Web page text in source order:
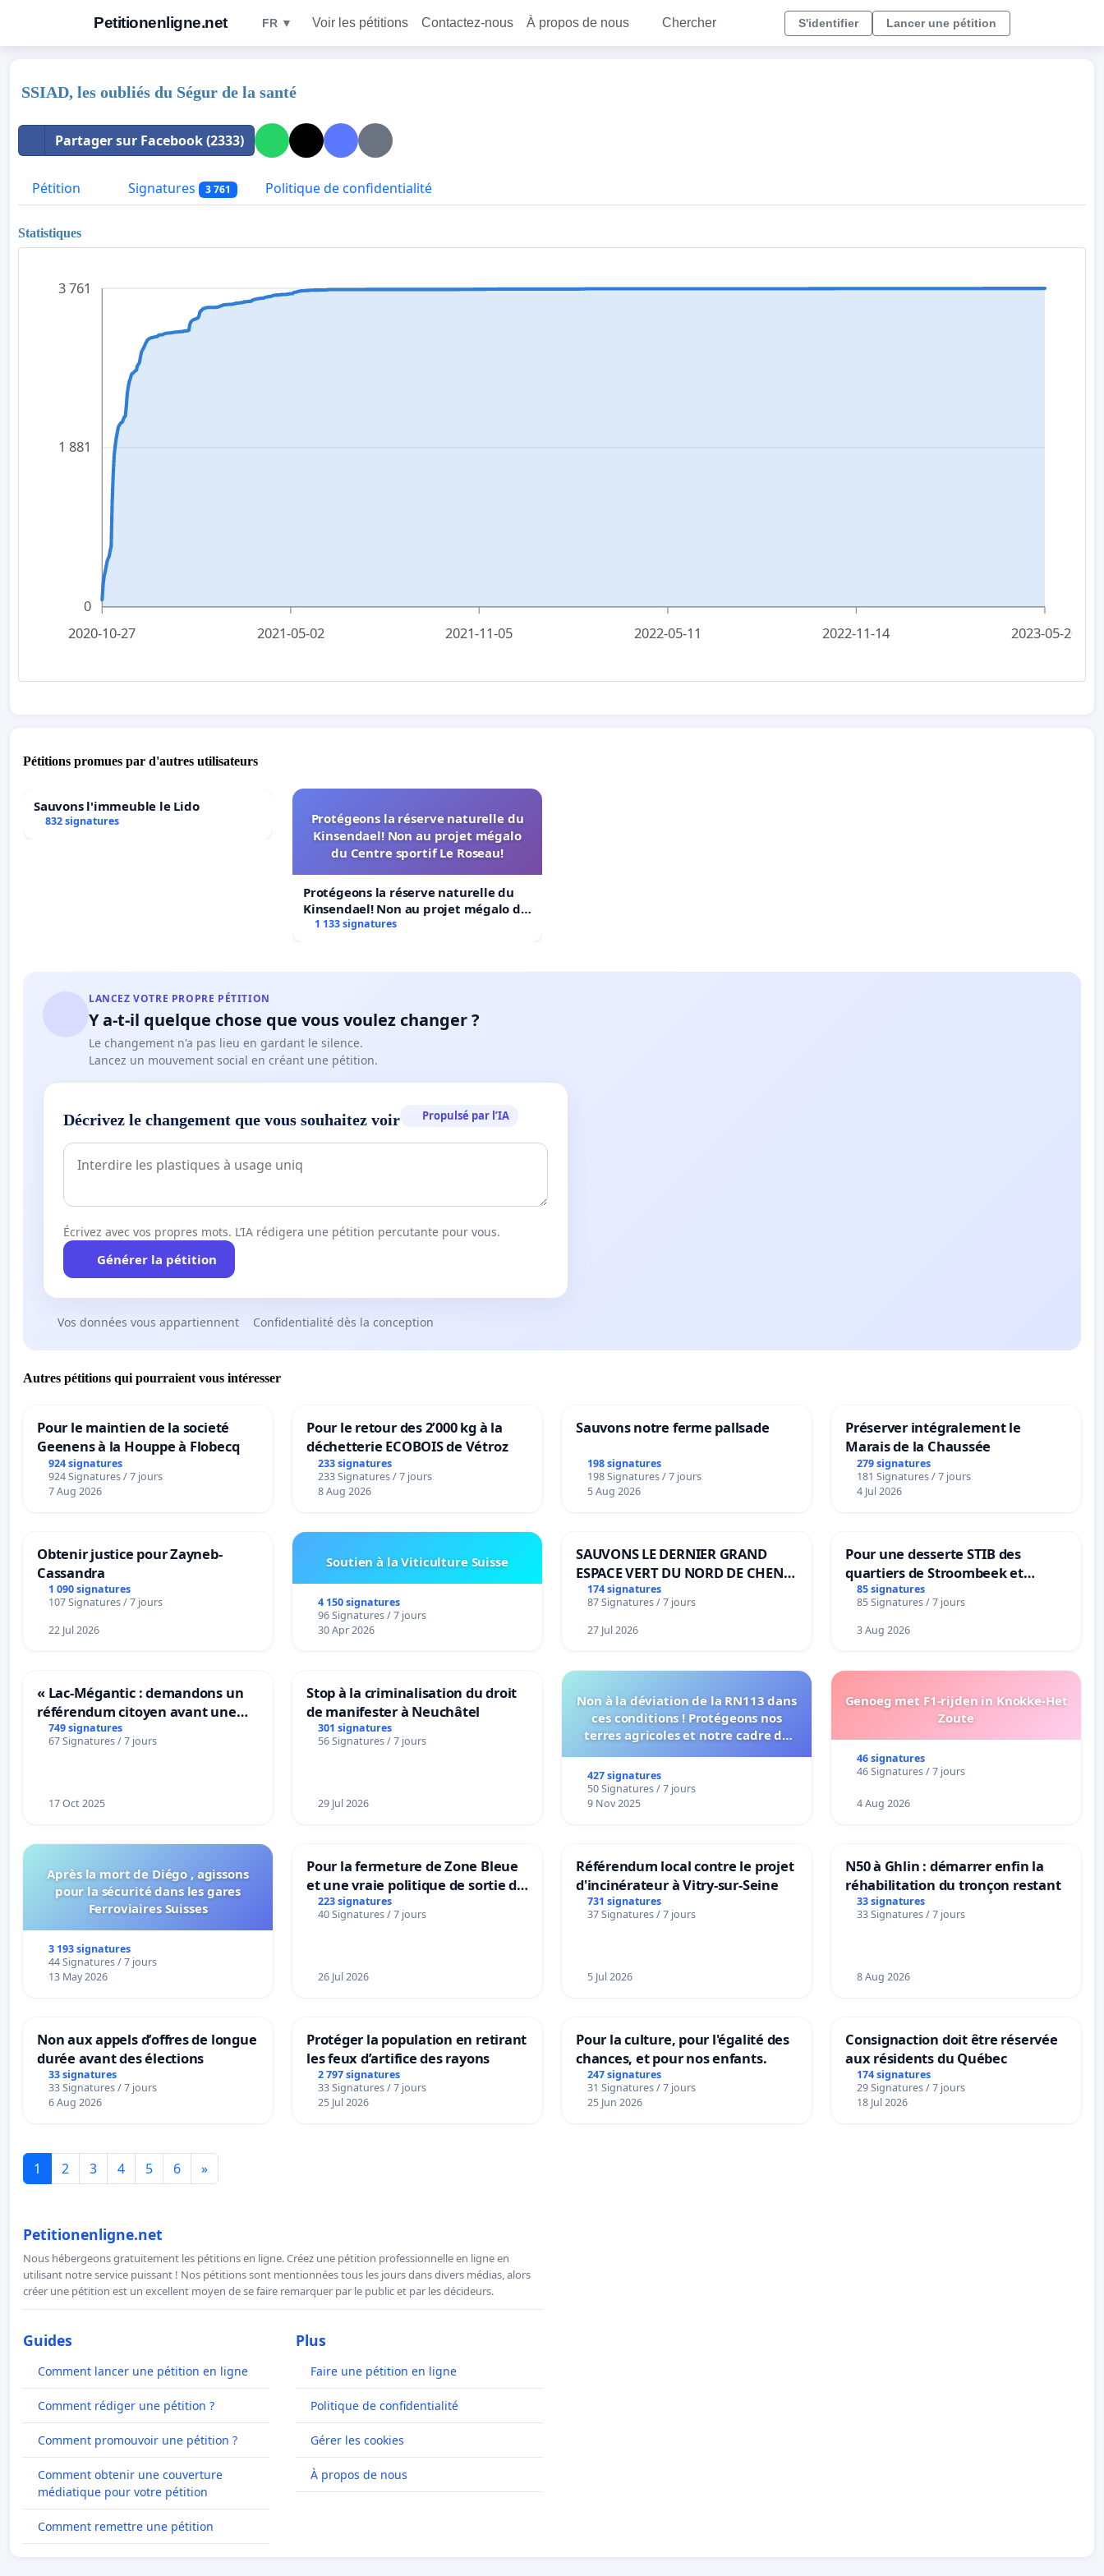
Petitionenligne.net FR ▼ Voir les pétitions Contactez-nous À propos de nous Chercher S'identifier Lancer une pétition
SSIAD, les oubliés du Ségur de la santé
Partager sur Facebook (2333)
Pétition Signatures 3 761 Politique de confidentialité
Statistiques
0
1 881
3 761
2020-10-27 2021-05-02 2021-11-05 2022-05-11 2022-11-14 2023-05-20
Pétitions promues par d'autres utilisateurs
Sauvons l'immeuble le Lido
832 signatures
Protégeons la réserve naturelle du
Kinsendael! Non au projet mégalo
du Centre sportif Le Roseau!
Protégeons la réserve naturelle du
Kinsendael! Non au projet mégalo du
Centre sportif Le Roseau!
1 133 signatures
LANCEZ VOTRE PROPRE PÉTITION
Y a-t-il quelque chose que vous voulez changer ?
Le changement n'a pas lieu en gardant le silence.
Lancez un mouvement social en créant une pétition.
Décrivez le changement que vous souhaitez voir Propulsé par l’IA
Écrivez avec vos propres mots. L’IA rédigera une pétition percutante pour vous.
Générer la pétition
Vos données vous appartiennent Confidentialité dès la conception
Autres pétitions qui pourraient vous intéresser
Pour le maintien de la societé
Geenens à la Houppe à Flobecq
924 signatures
924 Signatures / 7 jours
7 Aug 2026
Pour le retour des 2’000 kg à la
déchetterie ECOBOIS de Vétroz
233 signatures
233 Signatures / 7 jours
8 Aug 2026
Sauvons notre ferme pallsade
198 signatures
198 Signatures / 7 jours
5 Aug 2026
Préserver intégralement le
Marais de la Chaussée
279 signatures
181 Signatures / 7 jours
4 Jul 2026
Obtenir justice pour Zayneb-
Cassandra
1 090 signatures
107 Signatures / 7 jours
22 Jul 2026
Soutien à la Viticulture Suisse
4 150 signatures
96 Signatures / 7 jours
30 Apr 2026
SAUVONS LE DERNIER GRAND
ESPACE VERT DU NORD DE CHENE-
BOUGERIES
174 signatures
87 Signatures / 7 jours
27 Jul 2026
Pour une desserte STIB des
quartiers de Stroombeek et
Beauval - Voor een MIVB-
bediening van de wijken
Strombeek en Het Voor
85 signatures
85 Signatures / 7 jours
3 Aug 2026
« Lac-Mégantic : demandons un
référendum citoyen avant une
transformation irréversible de
notre territoire »
749 signatures
67 Signatures / 7 jours
17 Oct 2025
Stop à la criminalisation du droit
de manifester à Neuchâtel
301 signatures
56 Signatures / 7 jours
29 Jul 2026
Non à la déviation de la RN113 dans
ces conditions ! Protégeons nos
terres agricoles et notre cadre de
427 signatures
50 Signatures / 7 jours
9 Nov 2025
Genoeg met F1-rijden in Knokke-Het
Zoute
46 signatures
46 Signatures / 7 jours
4 Aug 2026
Après la mort de Diégo , agissons
pour la sécurité dans les gares
Ferroviaires Suisses
3 193 signatures
44 Signatures / 7 jours
13 May 2026
Pour la fermeture de Zone Bleue
et une vraie politique de sortie de
la dépendance
223 signatures
40 Signatures / 7 jours
26 Jul 2026
Référendum local contre le projet
d'incinérateur à Vitry-sur-Seine
731 signatures
37 Signatures / 7 jours
5 Jul 2026
N50 à Ghlin : démarrer enfin la
réhabilitation du tronçon restant
33 signatures
33 Signatures / 7 jours
8 Aug 2026
Non aux appels d’offres de longue
durée avant des élections
33 signatures
33 Signatures / 7 jours
6 Aug 2026
Protéger la population en retirant
les feux d’artifice des rayons
2 797 signatures
33 Signatures / 7 jours
25 Jul 2026
Pour la culture, pour l'égalité des
chances, et pour nos enfants.
247 signatures
31 Signatures / 7 jours
25 Jun 2026
Consignaction doit être réservée
aux résidents du Québec
174 signatures
29 Signatures / 7 jours
18 Jul 2026
1 2 3 4 5 6 »
Petitionenligne.net
Nous hébergeons gratuitement les pétitions en ligne. Créez une pétition professionnelle en ligne en
utilisant notre service puissant ! Nos pétitions sont mentionnées tous les jours dans divers médias, alors
créer une pétition est un excellent moyen de se faire remarquer par le public et par les décideurs.
Guides
Comment lancer une pétition en ligne
Comment rédiger une pétition ?
Comment promouvoir une pétition ?
Comment obtenir une couverture
médiatique pour votre pétition
Comment remettre une pétition
Plus
Faire une pétition en ligne
Politique de confidentialité
Gérer les cookies
À propos de nous